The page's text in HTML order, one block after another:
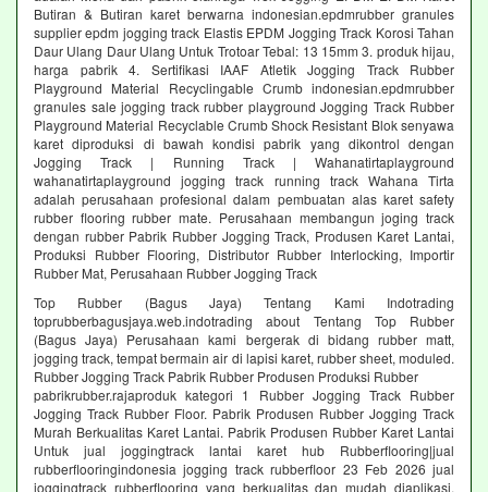
Butiran & Butiran karet berwarna indonesian.epdmrubber granules
supplier epdm jogging track Elastis EPDM Jogging Track Korosi Tahan
Daur Ulang Daur Ulang Untuk Trotoar Tebal: 13 15mm 3. produk hijau,
harga pabrik 4. Sertifikasi IAAF Atletik Jogging Track Rubber
Playground Material Recyclingable Crumb indonesian.epdmrubber
granules sale jogging track rubber playground Jogging Track Rubber
Playground Material Recyclable Crumb Shock Resistant Blok senyawa
karet diproduksi di bawah kondisi pabrik yang dikontrol dengan
Jogging Track | Running Track | Wahanatirtaplayground
wahanatirtaplayground jogging track running track Wahana Tirta
adalah perusahaan profesional dalam pembuatan alas karet safety
rubber flooring rubber mate. Perusahaan membangun joging track
dengan rubber Pabrik Rubber Jogging Track, Produsen Karet Lantai,
Produksi Rubber Flooring, Distributor Rubber Interlocking, Importir
Rubber Mat, Perusahaan Rubber Jogging Track
Top Rubber (Bagus Jaya) Tentang Kami Indotrading
toprubberbagusjaya.web.indotrading about Tentang Top Rubber
(Bagus Jaya) Perusahaan kami bergerak di bidang rubber matt,
jogging track, tempat bermain air di lapisi karet, rubber sheet, moduled.
Rubber Jogging Track Pabrik Rubber Produsen Produksi Rubber
pabrikrubber.rajaproduk kategori 1 Rubber Jogging Track Rubber
Jogging Track Rubber Floor. Pabrik Produsen Rubber Jogging Track
Murah Berkualitas Karet Lantai. Pabrik Produsen Rubber Karet Lantai
Untuk jual joggingtrack lantai karet hub Rubberflooring|jual
rubberflooringindonesia jogging track rubberfloor 23 Feb 2026 jual
joggingtrack rubberflooring yang berkualitas dan mudah diaplikasi.